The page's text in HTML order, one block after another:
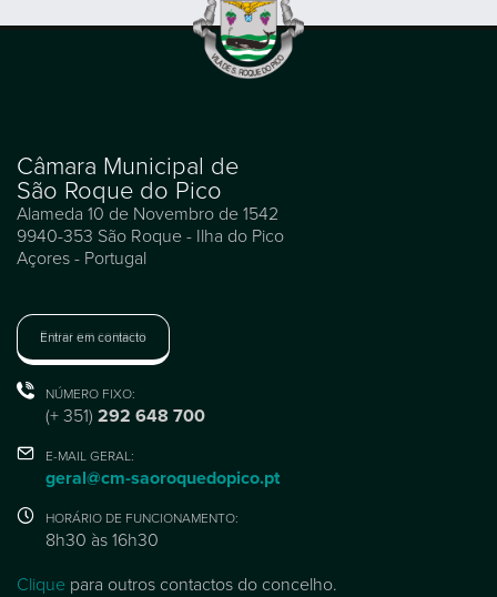
Câmara Municipal de
São Roque do Pico
Alameda 10 de Novembro de 1542
9940-353 São Roque - Ilha do Pico
Açores - Portugal
Entrar em contacto
NÚMERO FIXO:
(+ 351) 292 648 700
E-MAIL GERAL:
geral@cm-saoroquedopico.pt
HORÁRIO DE FUNCIONAMENTO:
8h30 às 16h30
Clique para outros contactos do concelho.